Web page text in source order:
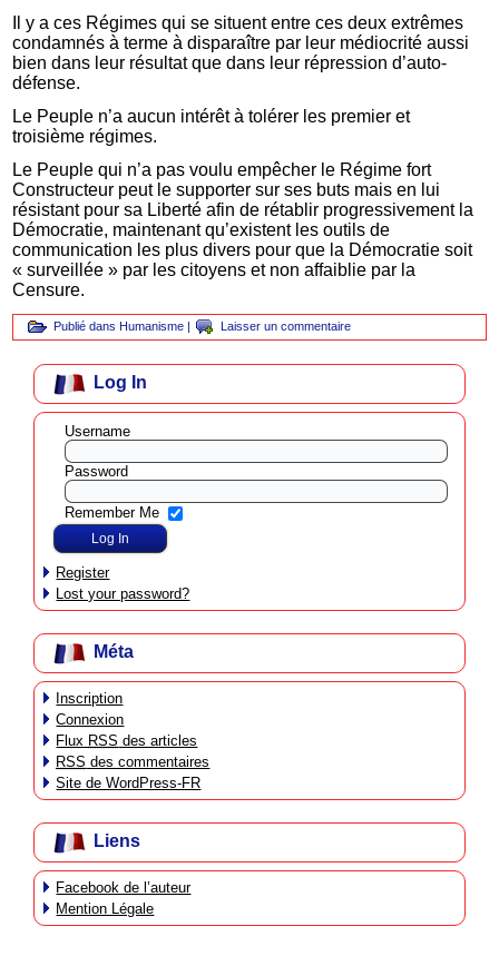
Il y a ces Régimes qui se situent entre ces deux extrêmes
condamnés à terme à disparaître par leur médiocrité aussi
bien dans leur résultat que dans leur répression d’auto-
défense.
Le Peuple n’a aucun intérêt à tolérer les premier et
troisième régimes.
Le Peuple qui n’a pas voulu empêcher le Régime fort
Constructeur peut le supporter sur ses buts mais en lui
résistant pour sa Liberté afin de rétablir progressivement la
Démocratie, maintenant qu’existent les outils de
communication les plus divers pour que la Démocratie soit
« surveillée » par les citoyens et non affaiblie par la
Censure.
Publié dans Humanisme | Laisser un commentaire
Log In
Username
Password
Remember Me
Register
Lost your password?
Méta
Inscription
Connexion
Flux RSS des articles
RSS des commentaires
Site de WordPress-FR
Liens
Facebook de l’auteur
Mention Légale